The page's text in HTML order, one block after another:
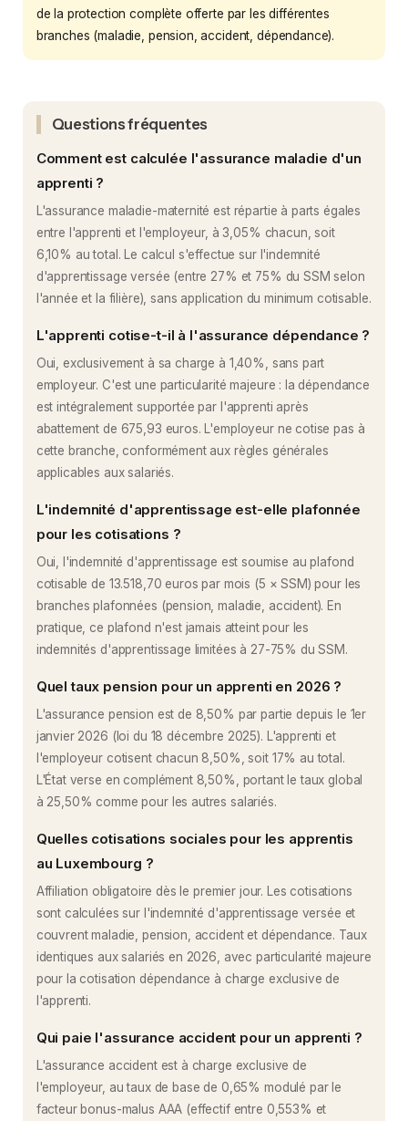
de la protection complète offerte par les différentes
branches (maladie, pension, accident, dépendance).
Questions fréquentes
Comment est calculée l'assurance maladie d'un
apprenti ?
L'assurance maladie-maternité est répartie à parts égales
entre l'apprenti et l'employeur, à 3,05% chacun, soit
6,10% au total. Le calcul s'effectue sur l'indemnité
d'apprentissage versée (entre 27% et 75% du SSM selon
l'année et la filière), sans application du minimum cotisable.
L'apprenti cotise-t-il à l'assurance dépendance ?
Oui, exclusivement à sa charge à 1,40%, sans part
employeur. C'est une particularité majeure : la dépendance
est intégralement supportée par l'apprenti après
abattement de 675,93 euros. L'employeur ne cotise pas à
cette branche, conformément aux règles générales
applicables aux salariés.
L'indemnité d'apprentissage est-elle plafonnée
pour les cotisations ?
Oui, l'indemnité d'apprentissage est soumise au plafond
cotisable de 13.518,70 euros par mois (5 × SSM) pour les
branches plafonnées (pension, maladie, accident). En
pratique, ce plafond n'est jamais atteint pour les
indemnités d'apprentissage limitées à 27-75% du SSM.
Quel taux pension pour un apprenti en 2026 ?
L'assurance pension est de 8,50% par partie depuis le 1er
janvier 2026 (loi du 18 décembre 2025). L'apprenti et
l'employeur cotisent chacun 8,50%, soit 17% au total.
L'État verse en complément 8,50%, portant le taux global
à 25,50% comme pour les autres salariés.
Quelles cotisations sociales pour les apprentis
au Luxembourg ?
Affiliation obligatoire dès le premier jour. Les cotisations
sont calculées sur l'indemnité d'apprentissage versée et
couvrent maladie, pension, accident et dépendance. Taux
identiques aux salariés en 2026, avec particularité majeure
pour la cotisation dépendance à charge exclusive de
l'apprenti.
Qui paie l'assurance accident pour un apprenti ?
L'assurance accident est à charge exclusive de
l'employeur, au taux de base de 0,65% modulé par le
facteur bonus-malus AAA (effectif entre 0,553% et